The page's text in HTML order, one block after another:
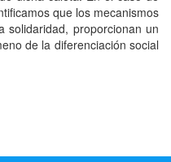
que los mecanismos
solidaridad, proporcionan un
de la diferenciación social